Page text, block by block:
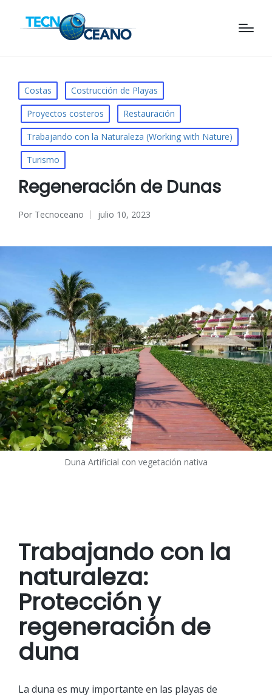
Publicado
en
Costas
Costrucción de Playas
Proyectos costeros
Restauración
Trabajando con la Naturaleza (Working with Nature)
Turismo
Regeneración de Dunas
Publicado
Por Tecnoceano julio 10, 2023
Duna Artificial con vegetación nativa
Trabajando con la
naturaleza:
Protección y
regeneración de
duna
La duna es muy importante en las playas de